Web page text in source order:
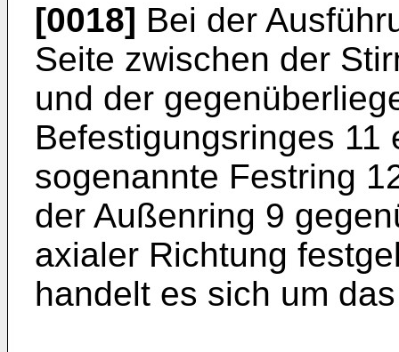
[0018] Bei der
Seite zwischen der
und der
Befestigungsringes 11
sogenannte Festring
der Außenring 9
axialer Richtung
handelt es sich um